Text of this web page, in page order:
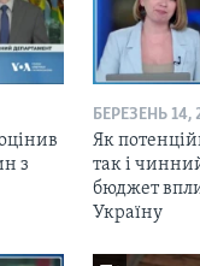
з
БЕРЕЗЕНЬ 14,
Як
так і
бюджет
Україну